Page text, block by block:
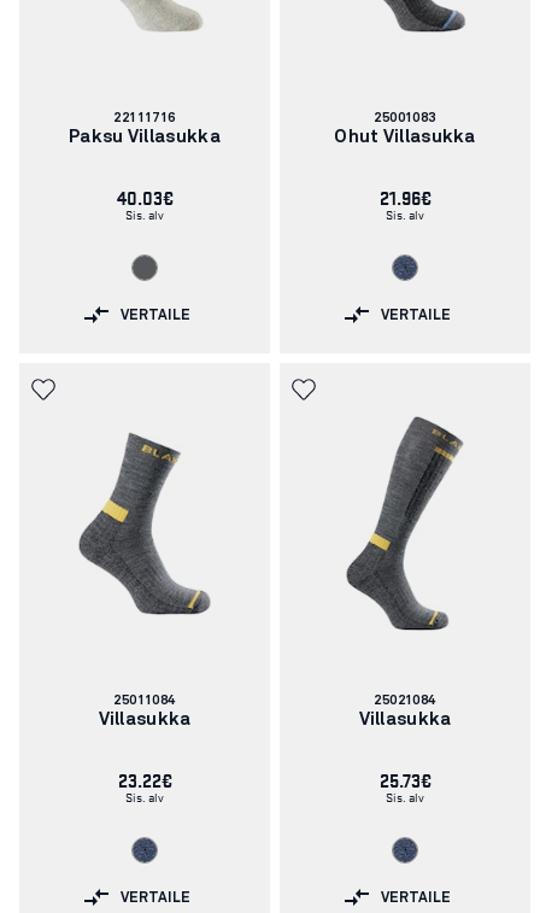
Tuotenumero:
22111716
Paksu Villasukka
40.03€
Sis. alv
VERTAILE
Tuotenumero:
25001083
Ohut Villasukka
21.96€
Sis. alv
VERTAILE
Tuotenumero:
25011084
Villasukka
23.22€
Sis. alv
VERTAILE
Tuotenumero:
25021084
Villasukka
25.73€
Sis. alv
VERTAILE